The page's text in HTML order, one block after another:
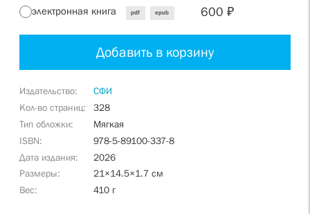
электронная книга pdf epub 600 ₽
Добавить в корзину
Издательство
СФИ
Кол-во страниц
328
Тип обложки
Мягкая
ISBN
978-5-89100-337-8
Дата издания
2026
Размеры
21×14.5×1.7 см
Вес
410 г